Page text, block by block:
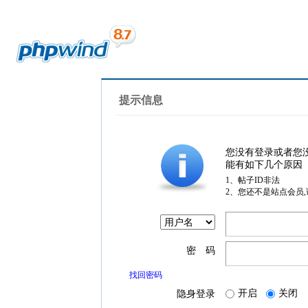
提示信息
您没有登录或者您
能有如下几个原因
1、帖子ID非法
2、您还不是站点会员
密 码
找回密码
隐身登录 开启 关闭